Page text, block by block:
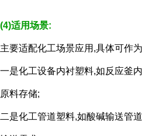
(4)适用场景:
主要适配化工场景应用,具体可作
一是化工设备内衬塑料,如反应釜
原料存储;
二是化工管道塑料,如酸碱输送管